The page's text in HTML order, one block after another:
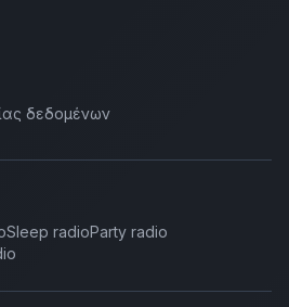
δεδομένων
Sleep radioParty radio